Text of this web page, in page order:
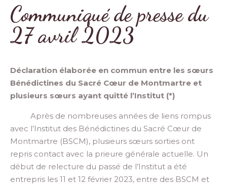
Communiqué de presse du
27 avril 2023
Déclaration élaborée en commun entre les sœurs
Bénédictines du Sacré Cœur de Montmartre et
plusieurs sœurs ayant quitté l’Institut (*)
Après de nombreuses années de liens rompus
avec l’Institut des Bénédictines du Sacré Cœur de
Montmartre (BSCM), plusieurs sœurs sorties ont
repris contact avec la prieure générale actuelle. Un
début de relecture du passé de l’Institut a été
entrepris les 11 et 12 février 2023, entre des BSCM et